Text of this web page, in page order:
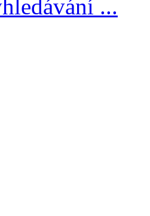
...